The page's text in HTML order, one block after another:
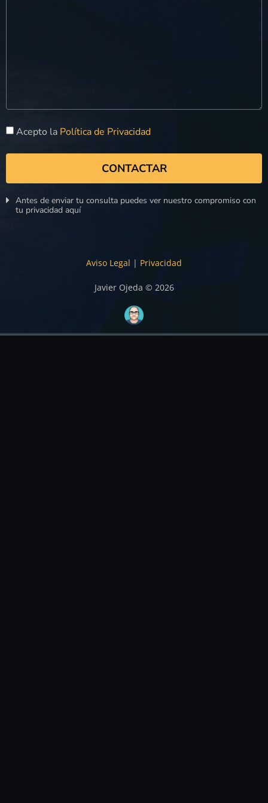
Acepto la Política de Privacidad
CONTACTAR
Antes de enviar tu consulta puedes ver nuestro compromiso con
tu privacidad aquí
Aviso Legal | Privacidad
Javier Ojeda © 2026